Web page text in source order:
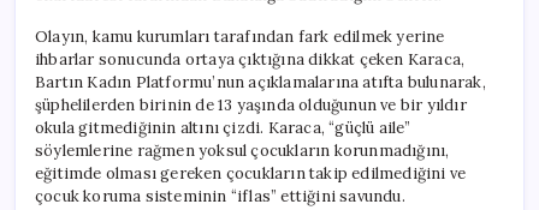
Olayın, kamu kurumları tarafından fark edilmek yerine
ihbarlar sonucunda ortaya çıktığına dikkat çeken Karaca,
Bartın Kadın Platformu’nun açıklamalarına atıfta bulunarak,
şüphelilerden birinin de 13 yaşında olduğunun ve bir yıldır
okula gitmediğinin altını çizdi. Karaca, “güçlü aile”
söylemlerine rağmen yoksul çocukların korunmadığını,
eğitimde olması gereken çocukların takip edilmediğini ve
çocuk koruma sisteminin “iflas” ettiğini savundu.